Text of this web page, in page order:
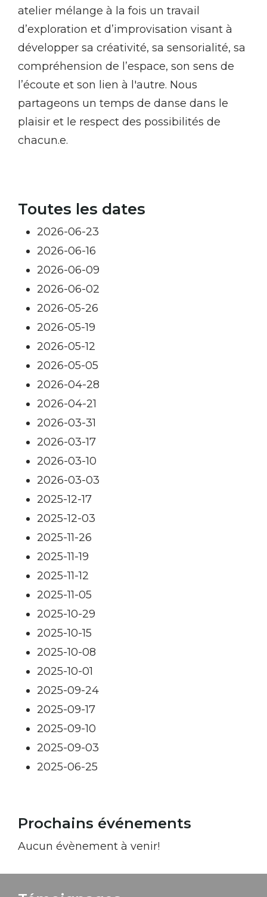
Prochains événements
Aucun évènement à venir!
atelier mélange à la fois un travail
d’exploration et d’improvisation visant à
développer sa créativité, sa sensorialité, sa
compréhension de l’espace, son sens de
l’écoute et son lien à l'autre. Nous
partageons un temps de danse dans le
plaisir et le respect des possibilités de
chacun.e.
Toutes les dates
2026-06-23
2026-06-16
2026-06-09
2026-06-02
2026-05-26
2026-05-19
2026-05-12
2026-05-05
2026-04-28
2026-04-21
2026-03-31
2026-03-17
2026-03-10
2026-03-03
2025-12-17
2025-12-03
2025-11-26
2025-11-19
2025-11-12
2025-11-05
2025-10-29
2025-10-15
2025-10-08
2025-10-01
2025-09-24
2025-09-17
2025-09-10
2025-09-03
2025-06-25